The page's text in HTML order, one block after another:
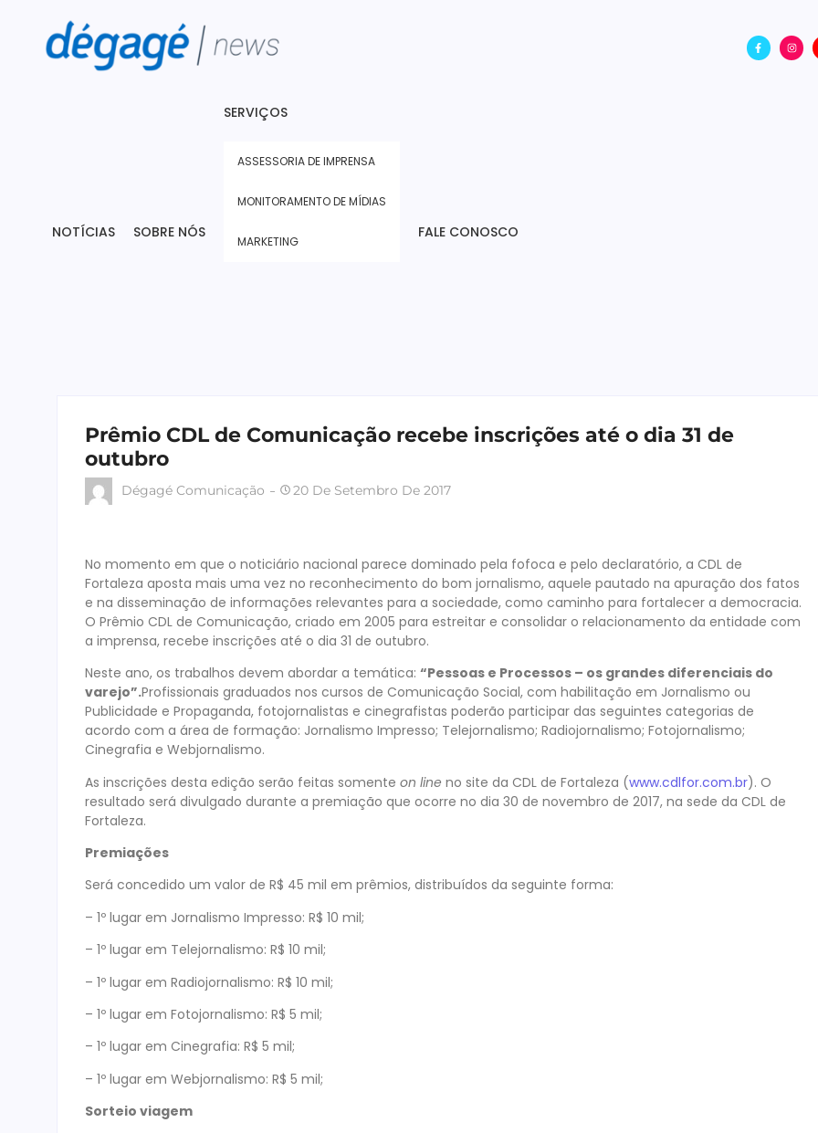
NOTÍCIAS SOBRE NÓS
SERVIÇOS
ASSESSORIA DE IMPRENSA
MONITORAMENTO DE MÍDIAS
MARKETING
FALE CONOSCO
Prêmio CDL de Comunicação recebe inscrições até o dia 31 de
outubro
Dégagé Comunicação 20 De Setembro De 2017
No momento em que o noticiário nacional parece dominado pela fofoca e pelo declaratório, a CDL de
Fortaleza aposta mais uma vez no reconhecimento do bom jornalismo, aquele pautado na apuração dos fatos
e na disseminação de informações relevantes para a sociedade, como caminho para fortalecer a democracia.
O Prêmio CDL de Comunicação, criado em 2005 para estreitar e consolidar o relacionamento da entidade com
a imprensa, recebe inscrições até o dia 31 de outubro.
Neste ano, os trabalhos devem abordar a temática: “Pessoas e Processos – os grandes diferenciais do
varejo”.Profissionais graduados nos cursos de Comunicação Social, com habilitação em Jornalismo ou
Publicidade e Propaganda, fotojornalistas e cinegrafistas poderão participar das seguintes categorias de
acordo com a área de formação: Jornalismo Impresso; Telejornalismo; Radiojornalismo; Fotojornalismo;
Cinegrafia e Webjornalismo.
As inscrições desta edição serão feitas somente on line no site da CDL de Fortaleza (www.cdlfor.com.br). O
resultado será divulgado durante a premiação que ocorre no dia 30 de novembro de 2017, na sede da CDL de
Fortaleza.
Premiações
Será concedido um valor de R$ 45 mil em prêmios, distribuídos da seguinte forma:
– 1º lugar em Jornalismo Impresso: R$ 10 mil;
– 1º lugar em Telejornalismo: R$ 10 mil;
– 1º lugar em Radiojornalismo: R$ 10 mil;
– 1º lugar em Fotojornalismo: R$ 5 mil;
– 1º lugar em Cinegrafia: R$ 5 mil;
– 1º lugar em Webjornalismo: R$ 5 mil;
Sorteio viagem